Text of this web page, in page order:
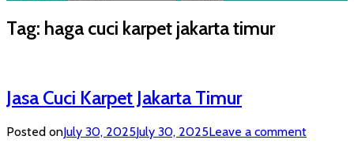
Tag: haga cuci karpet jakarta timur
Jasa Cuci Karpet Jakarta Timur
Posted onJuly 30, 2025July 30, 2025Leave a comment